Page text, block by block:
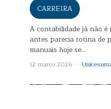
CARREIRA
A contabilidade já não é
antes parecia rotina de
manuais hoje se…
12 março 2026 ·